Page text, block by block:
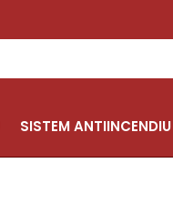
SISTEM ANTIINCENDIU